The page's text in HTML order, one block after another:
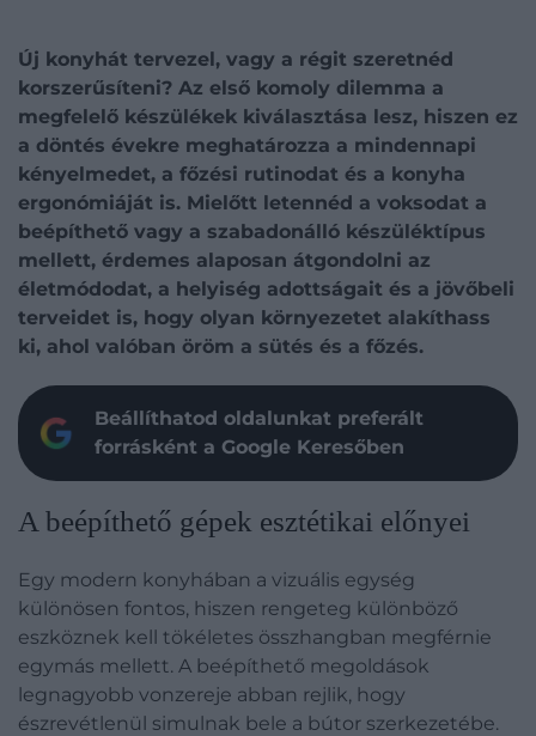
Új konyhát tervezel, vagy a régit szeretnéd
korszerűsíteni? Az első komoly dilemma a
megfelelő készülékek kiválasztása lesz, hiszen ez
a döntés évekre meghatározza a mindennapi
kényelmedet, a főzési rutinodat és a konyha
ergonómiáját is. Mielőtt letennéd a voksodat a
beépíthető vagy a szabadonálló készüléktípus
mellett, érdemes alaposan átgondolni az
életmódodat, a helyiség adottságait és a jövőbeli
terveidet is, hogy olyan környezetet alakíthass
ki, ahol valóban öröm a sütés és a főzés.
Beállíthatod oldalunkat preferált
forrásként a Google Keresőben
A beépíthető gépek esztétikai előnyei
Egy modern konyhában a vizuális egység
különösen fontos, hiszen rengeteg különböző
eszköznek kell tökéletes összhangban megférnie
egymás mellett. A beépíthető megoldások
legnagyobb vonzereje abban rejlik, hogy
észrevétlenül simulnak bele a bútor szerkezetébe.